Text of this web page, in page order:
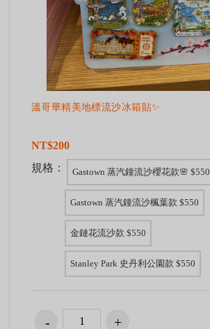
溫哥華精美地標流沙冰箱貼✨
NT$200
規格：
Gastown 蒸汽鐘流沙櫻花款🌸 $550
Gastown 蒸汽鐘流沙楓葉款 $550
金鏈花流沙款 $550
Stanley Park 史丹利公園款 $550